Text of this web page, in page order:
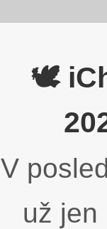
🕊️
V
už jen